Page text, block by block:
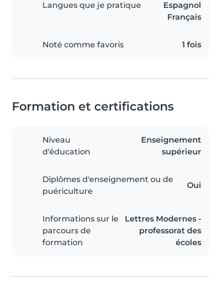
Langues que je pratique
Espagnol
Français
Noté comme favoris 1 fois
Formation et certifications
Niveau
d'éducation
Enseignement
supérieur
Diplômes d'enseignement ou de
puériculture
Oui
Informations sur le
parcours de
formation
Lettres Modernes -
professorat des
écoles